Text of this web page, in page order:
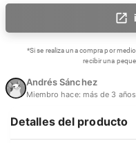
*Si se realiza una compra por
recibir una
Andrés Sánchez
Miembro hace: más de 3 años
Detalles del producto